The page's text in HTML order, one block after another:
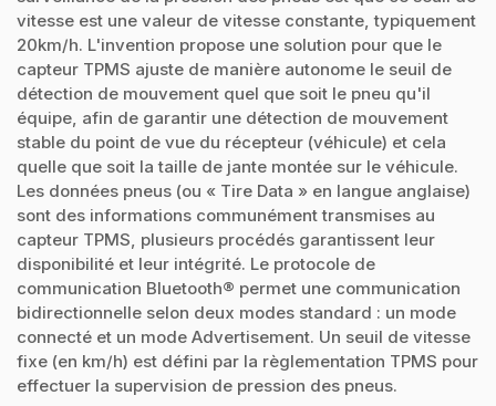
vitesse est une valeur de vitesse constante, typiquement
20km/h. L'invention propose une solution pour que le
capteur TPMS ajuste de manière autonome le seuil de
détection de mouvement quel que soit le pneu qu'il
équipe, afin de garantir une détection de mouvement
stable du point de vue du récepteur (véhicule) et cela
quelle que soit la taille de jante montée sur le véhicule.
Les données pneus (ou « Tire Data » en langue anglaise)
sont des informations communément transmises au
capteur TPMS, plusieurs procédés garantissent leur
disponibilité et leur intégrité. Le protocole de
communication Bluetooth® permet une communication
bidirectionnelle selon deux modes standard : un mode
connecté et un mode Advertisement. Un seuil de vitesse
fixe (en km/h) est défini par la règlementation TPMS pour
effectuer la supervision de pression des pneus.